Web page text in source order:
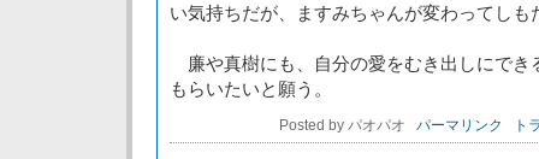
い気持ちだが、ますみちゃんが変わってしも
廉や真樹にも、自分の愛をむき出しにでき
もらいたいと願う。
Posted by パオパオ パーマリンク ト